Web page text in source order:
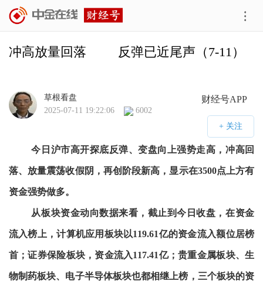
冲高放量回落         反弹已近尾声（7-11）
财经号APP
草根看盘
2025-07-11 19:22:06
6002
今日沪市高开探底反弹、变盘向上强势走高，冲高回
落、放量震荡收假阴，再创阶段新高，显示在3500点上方有
资金强势做多。
从板块资金动向数据来看，截止到今日收盘，在资金
流入榜上，计算机应用板块以119.61亿的资金流入额位居榜
首；证券保险板块，资金流入117.41亿；贵重金属板块、生
物制药板块、电子半导体板块也都相继上榜，三个板块的资